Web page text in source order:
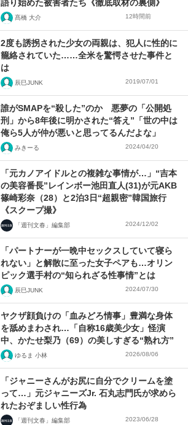
語り始めた被害者たち《徹底取材の裏側》
髙橋 大介 12時間前
2度も誘拐された少女の両親は、犯人に性的に
籠絡されていた……全米を驚愕させた事件と
は
辰巳JUNK 2019/07/01
誰がSMAPを“殺した”のか 悪夢の「公開処
刑」から8年後に明かされた“答え”「世の中は
俺ら5人が仲が悪いと思ってるんだよな」
みきーる 2024/04/20
「元カノアイドルとの複雑な事情が…」“吉本
の美容番長”レインボー池田直人(31)が元AKB
篠崎彩奈（28）と2泊3日“超親密”韓国旅行
《スクープ撮》
「週刊文春」編集部 2024/12/02
「パートナーが一晩中セックスしていて寝ら
れない」と解散に至った女子ペアも…オリン
ピック選手村の“知られざる性事情”とは
辰巳JUNK 2024/07/30
ヤクザ顔負けの「血みどろ情事」豊満な身体
を舐めまわされ…「自称16歳美少女」怪演
中、かたせ梨乃（69）の美しすぎる“熟れ方”
ゆるま 小林 2026/08/06
「ジャニーさんがお尻に自分でクリームを塗
って…」元ジャニーズJr. 石丸志門氏が求めら
れたおぞましい性行為
「週刊文春」編集部 2023/06/28